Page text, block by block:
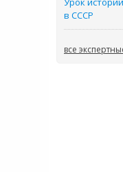
в СССР
все